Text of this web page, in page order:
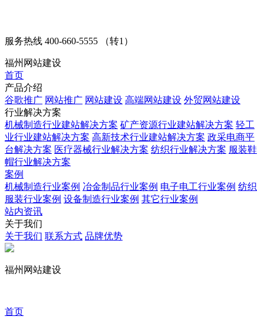
服务热线 400-660-5555 （转1）
福州网站建设
首页
产品介绍
谷歌推广 网站推广 网站建设 高端网站建设 外贸网站建设
行业解决方案
机械制造行业建站解决方案 矿产资源行业建站解决方案 轻工
业行业建站解决方案 高新技术行业建站解决方案 政采电商平
台解决方案 医疗器械行业解决方案 纺织行业解决方案 服装鞋
帽行业解决方案
案例
机械制造行业案例 冶金制品行业案例 电子电工行业案例 纺织
服装行业案例 设备制造行业案例 其它行业案例
站内资讯
关于我们
关于我们 联系方式 品牌优势
福州网站建设
首页